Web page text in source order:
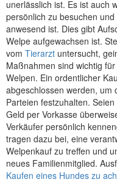
unerlässlich ist. Es ist auch
persönlich zu besuchen
anwesend ist. Dies gibt
Welpe aufgewachsen ist.
vom Tierarzt untersucht,
Maßnahmen sind wichtig
Welpen. Ein ordentlicher
abgeschlossen werden, um
Parteien festzuhalten.
Geld per Vorkasse
Verkäufer persönlich
tragen dazu bei, eine
Welpenkauf zu treffen und
neues Familienmitglied.
Kaufen eines Hundes zu